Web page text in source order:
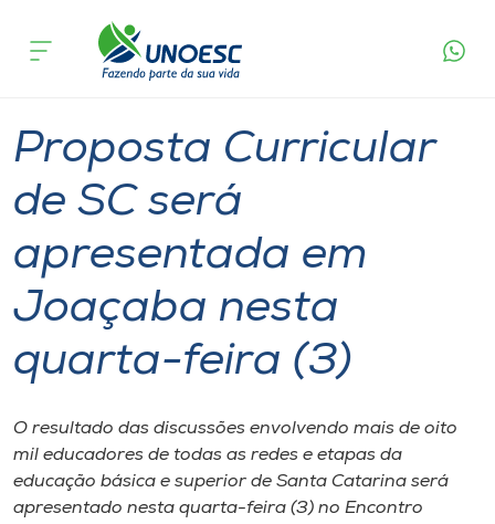
Cursos
Pesquisa
Atendimento ao Estudante
Portal de Ensino
Internacionalização
acontece
Proposta Curricular
de SC será
apresentada em
Joaçaba nesta
quarta-feira (3)
O resultado das discussões envolvendo mais de oito
mil educadores de todas as redes e etapas da
educação básica e superior de Santa Catarina será
apresentado nesta quarta-feira (3) no Encontro